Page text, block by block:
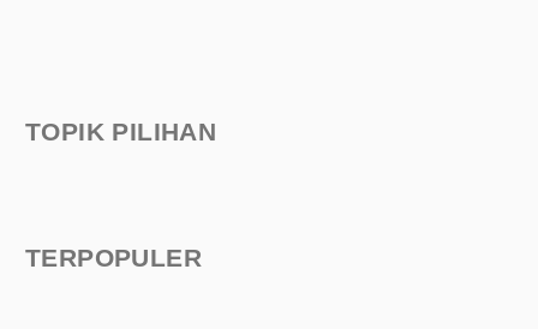
TOPIK PILIHAN
TERPOPULER